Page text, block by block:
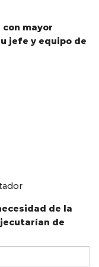
con mayor
jefe y equipo de
de la
de